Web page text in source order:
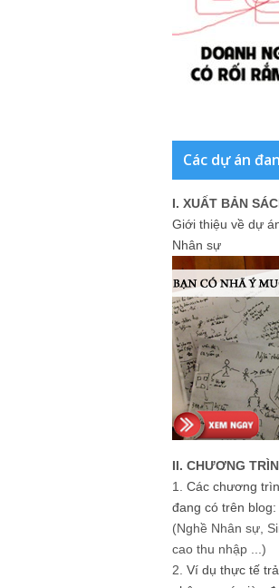
Các dự án
I. XUẤT BẢN
Giới thiệu về dự
Nhân sự
II. CHƯƠNG
1. Các chương
đang có trên
(Nghề Nhân sự,
cao thu nhập ...)
2. Ví dụ thực tế